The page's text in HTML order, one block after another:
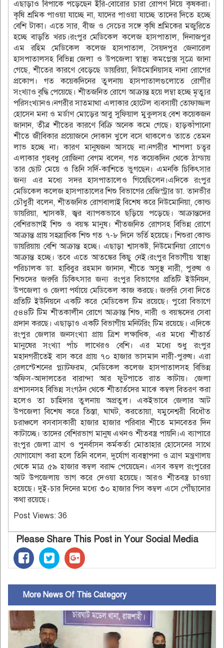
এছাড়াও বিপাকে পড়েছেন ইরি-বোরোর চারা রোপণ নিয়ে কৃষকরা।
কৃষি শ্রমিক পাওয়া যাচ্ছে না, যাদের পাওয়া যাচ্ছে তাদের দিতে হচ্ছে
বেশি টাকা। এতে সার, বীজ ও সেচের সঙ্গে কৃষি শ্রমিকের মজুরিতে
হচ্ছে বাড়তি খরচ।রংপুর মেডিকেল কলেজ হাসপাতাল, দিনাজপুর
এম রহিম মেডিকেল কলেজ হাসপাতাল, সৈয়দপুর জেনারেল
হাসপাতালসহ বিভিন্ন জেলা ও উপজেলা স্বাস্থ্য কমপ্লেক্স সূত্রে জানা
গেছে, শীতের কারণে বেড়েছে ডায়রিয়া, নিউমোনিয়াসহ নানা রোগের
প্রকোপ। গত কয়েকদিনের তুলনায় হাসপাতালগুলোতে রোগীর
সংখ্যাও বৃদ্ধি পেয়েছে। শীতজনিত রোগে আক্রান্ত হয়ে লম্বা হচ্ছে মৃত্যুর
পরিসংখ্যানও।নগরীর সাতমাথা এলাকার হোটেল ব্যবসায়ী তোফাজ্জল
হোসেন মনা ও মর্ডাণ মোড়ের আবু সুফিয়াল মুকুলসহ বেশ কয়েকজন
জানান, তীব্র শীতের কারণে বিক্রি অনেক কমে গেছে। হাড়কাঁপানো
শীতে জীবিকার প্রয়োজনে দোকান খুলে বসে থাকলেও তাতে তেমন
লাভ হচ্ছে না। কারণ মানুষজন আসছে না।নগরীর শাপলা চত্বর
এলাকার গৃহবধু রোজিনা বেগম বলেন, গত কয়েকদিন থেকে ঠান্ডায়
তার ছোট মেয়ে ও তিনি সর্দি-কাশিতে ভুগছেন। এমনকি চিকিৎসার
জন্য এর মধ্যে সদর হাসপাতালেও গিয়েছিলেন।এদিকে রংপুর
মেডিকেল কলেজ হাসপাতালের শিশু বিভাগের রেজিস্ট্রার ডা. তানভীর
চৌধুরী বলেন, শীতজনিত রোগবালাই বিশেষ করে নিউমোনিয়া, কোল্ড
ডায়রিয়া, শ্বাসকষ্ট, জ্বর ব্যাপকভাবে ছড়িয়ে পড়েছে। আক্রান্তদের
বেশিরভাগই শিশু ও বয়স্ক মানুষ। শীতজনিত রোগসহ বিভিন্ন রোগে
আক্রান্ত প্রায় সহস্রাধিক শিশু গত ৭-৮ দিনে ভর্তি হয়েছে। শিশুরা কোল্ড
ডায়রিয়ায় বেশি আক্রান্ত হচ্ছে। এছাড়া শ্বাসকষ্ট, নিউমোনিয়া রোগেও
আক্রান্ত হচ্ছে। তবে এতে আতঙ্কের কিছু নেই।রংপুর বিভাগীয় স্বাস্থ্য
পরিচালক ডা. হাবিবুর রহমান জানান, শীতে অসুস্থ নারী, পুরুষ ও
শিশুদের জরুরি চিকিৎসার জন্য রংপুর বিভাগের প্রতিটি ইউনিয়ন,
উপজেলা ও জেলা পর্যায়ে মেডিকেল কাজ করছে। জরুরি সেবা দিতে
প্রতিটি ইউনিয়নে একটি করে মেডিকেল টিম রয়েছে। পুরো বিভাগে
৫৪৪টি টিম শীতকালীন রোগে আক্রান্ত শিশু, নারী ও বয়স্কদের সেবা
প্রদান করছে। এছাড়াও একটি বিভাগীয় মনিটরিং টিম রয়েছে। এদিকে
রংপুর জেলার জনসংখ্যা প্রায় ত্রিশ লক্ষাধিক, এর মধ্যে শীতার্ত
মানুষের সংখ্যা পাঁচ লাখেরও বেশি। এর মধ্যে শুধু রংপুর
মহানগরীতেই বাস করে প্রায় ৭০ হাজার ভাসমান নারী-পুরুষ। এরা
রেলস্টেশনের প্ল্যাটফরম, মেডিকেল কলেজ হাসপাতালসহ বিভিন্ন
অফিস-আদালতের বারান্দা আর ফুটপাতে রাত কাটায়। জেলা
প্রশাসনসহ বিভিন্ন সংগঠন থেকে শীতার্তদের মাঝে কম্বল বিতরণ করা
হলেও তা চাহিদার তুলনায় অপ্রতুল। একইভাবে জেলার আট
উপজেলা বিশেষ করে তিস্তা, ঘাঘট, করতোয়া, যমুনেশ্বরী বিধৌত
চরাঞ্চলে বসবাসকারী হাজার হাজার পরিবার শীতে মানবেতর দিন
কাটাচ্ছে। তাদের বেশিরভাগ মানুষ এখনও শীতবস্ত্র পায়নি।এ ব্যাপারে
রংপুর জেলা ত্রাণ ও পুনর্বাসন কর্মকর্তা মোতাহার হোসেনের সাথে
যোগাযোগ করা হলে তিনি বলেন, দুর্যোগ ব্যবস্থাপনা ও ত্রাণ মন্ত্রণালয়
থেকে মাত্র ৫৯ হাজার কম্বল বরাদ্দ পেয়েছেন। এসব কম্বল রংপুরের
আট উপজেলায় ভাগ করে দেওয়া হয়েছে। আরও শীতবস্ত্র চাওয়া
হয়েছে। দুই-চার দিনের মধ্যে ৩০ হাজার পিস কম্বল এসে পৌঁছানোর
কথা রয়েছে।
Post Views: 36
Please Share This Post in Your Social Media
More News Of This Category